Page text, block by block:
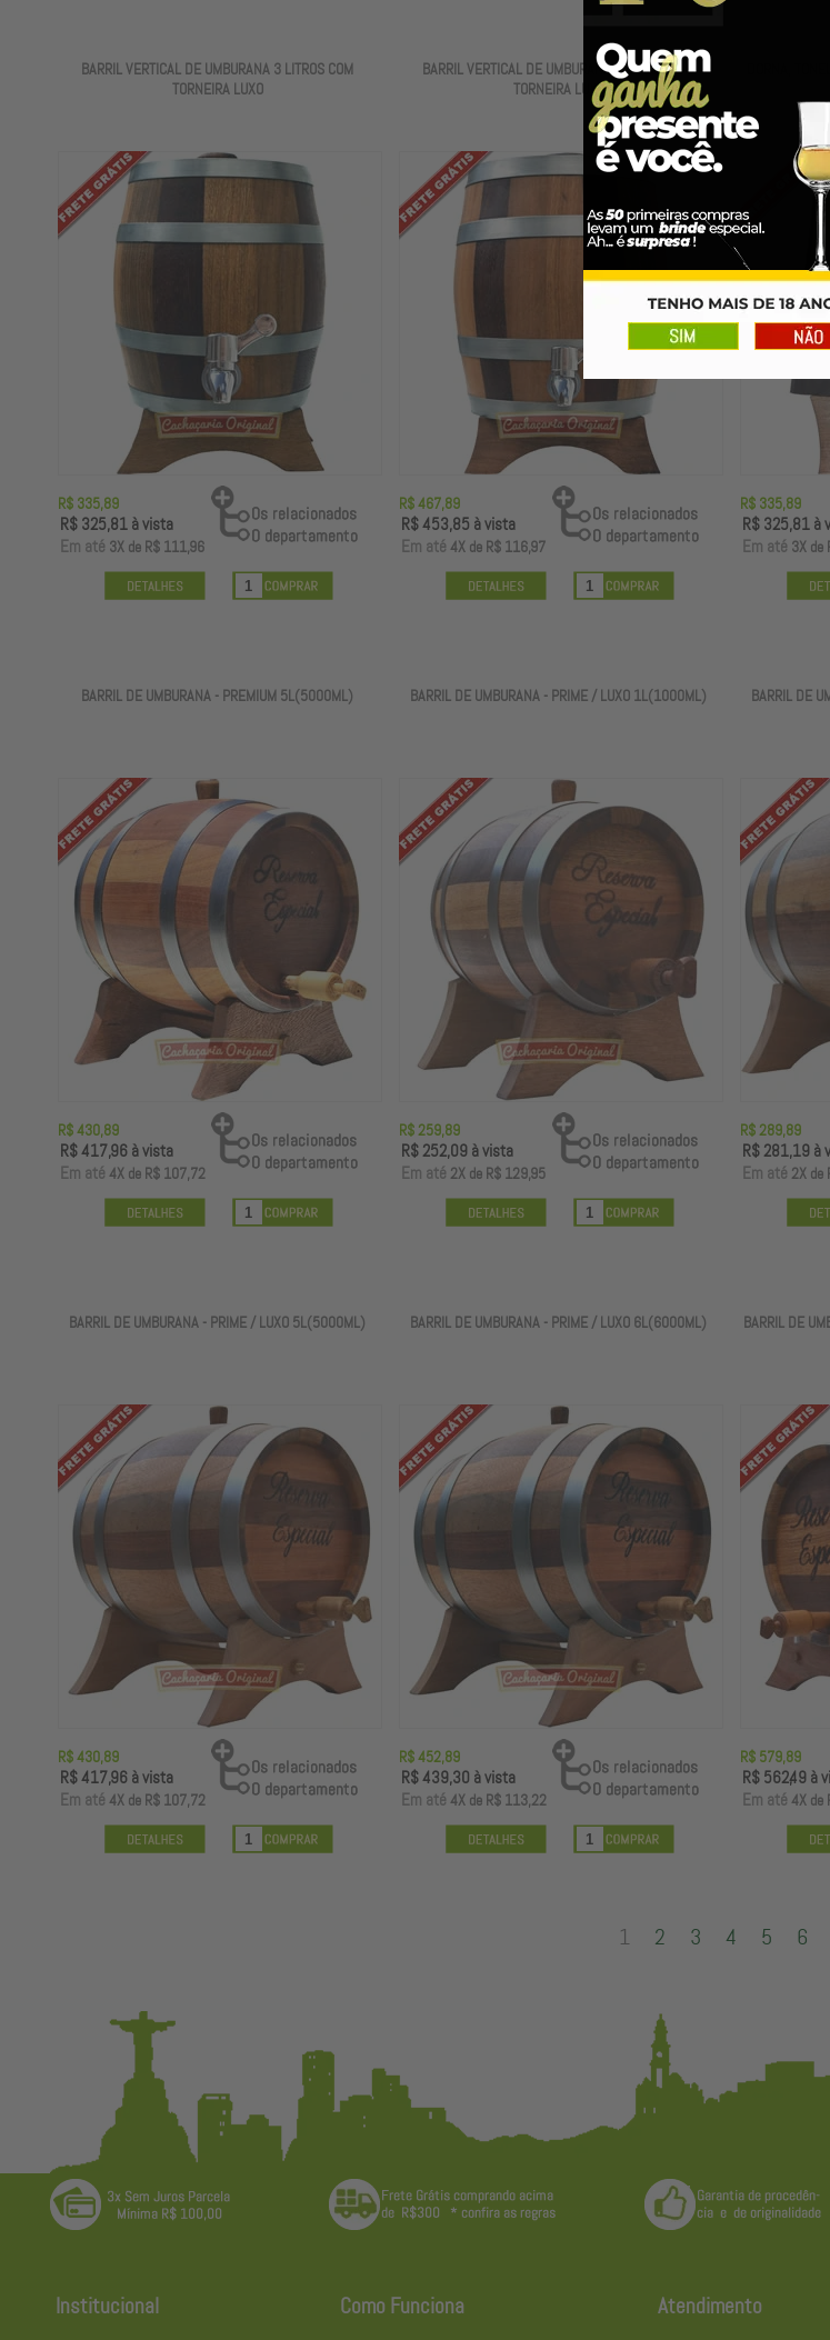
BARRIL VERTICAL DE UMBURANA 3 LITROS COM
TORNEIRA LUXO
R$ 335,89
R$ 325,81à vista
Em até 3Xde R$ 111,96
BARRIL VERTICAL DE UMBURANA 6 LITROS COM
TORNEIRA LUXO
R$ 467,89
R$ 453,85 à vista
Em até 4Xde R$ 116,97
DORNA,
R$ 335,89
R$ 325,81à
Em até 3Xde
BARRIL DE UMBURANA - PREMIUM 5L(5000ML)
R$ 430,89
R$ 417,96à vista
Em até 4Xde R$ 107,72
BARRIL DE UMBURANA - PRIME / LUXO 1L(1000ML)
R$ 259,89
R$ 252,09à vista
Em até 2Xde R$ 129,95
BARRIL DE
R$ 289,89
R$ 281,19à
Em até 2Xde
BARRIL DE UMBURANA - PRIME / LUXO 5L(5000ML)
R$ 430,89
R$ 417,96à vista
Em até 4Xde R$ 107,72
BARRIL DE UMBURANA - PRIME / LUXO 6L(6000ML)
R$ 452,89
R$ 439,30 à vista
Em até 4Xde R$ 113,22
BARRIL DE
R$ 579,89
R$ 562,49à
Em até 4Xde
1 2 3 4 5 6
Institucional Como Funciona Atendimento